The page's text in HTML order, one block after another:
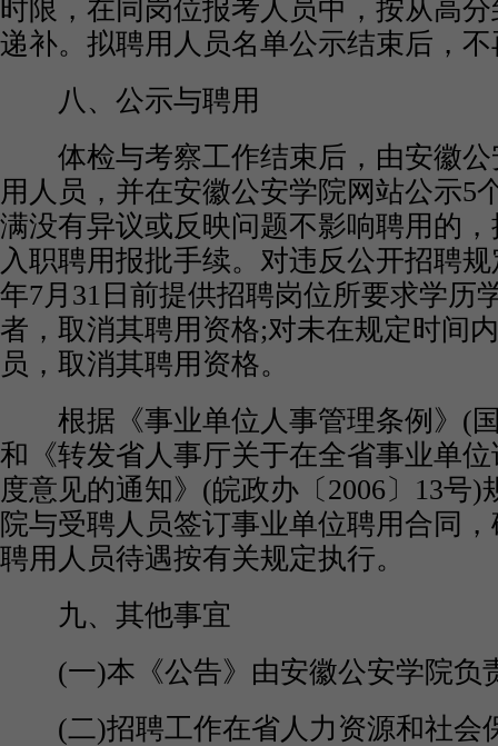
时限，在同岗位报考人员中，按从高
递补。拟聘用人员名单公示结束后，
八、公示与聘用
体检与考察工作结束后，由安徽公
用人员，并在安徽公安学院网站公示5
满没有异议或反映问题不影响聘用的
入职聘用报批手续。对违反公开招聘
年7月31日前提供招聘岗位所要求学历
者，取消其聘用资格;对未在规定时间
员，取消其聘用资格。
根据《事业单位人事管理条例》(国
和《转发省人事厅关于在全省事业单
度意见的通知》(皖政办〔2006〕13号)
院与受聘人员签订事业单位聘用合同
聘用人员待遇按有关规定执行。
九、其他事宜
(一)本《公告》由安徽公安学院负
(二)招聘工作在省人力资源和社会